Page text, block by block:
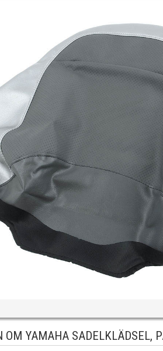
OM YAMAHA SADELKLÄDSEL,